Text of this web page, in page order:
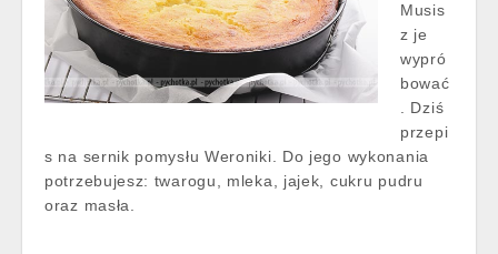
Musis
z je
wypró
bować
. Dziś
przepi
s na sernik pomysłu Weroniki. Do jego wykonania
potrzebujesz: twarogu, mleka, jajek, cukru pudru
oraz masła.